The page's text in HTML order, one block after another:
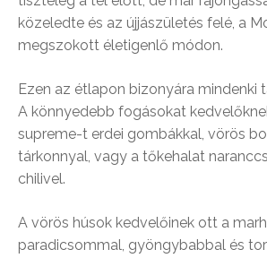
közeledte és az újjászületés felé, a
megszokott életigenlő módon.
Ezen az étlapon bizonyára mindenki
A könnyedebb fogásokat
supreme-t erdei gombákkal, vörös
tárkonnyal, vagy a tőkehalat
chilivel.
A vörös húsok kedvelőinek ott a
paradicsommal, gyöngybabbal és